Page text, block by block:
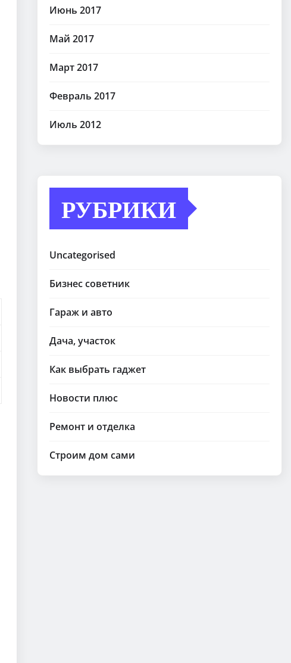
Июнь 2017
Май 2017
Март 2017
Февраль 2017
Июль 2012
РУБРИКИ
Uncategorised
Бизнес советник
Гараж и авто
Дача, участок
Как выбрать гаджет
Новости плюс
Ремонт и отделка
Строим дом сами